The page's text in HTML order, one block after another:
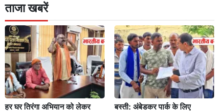
ताजा खबरें
हर घर तिरंगा अभियान को लेकर
बस्ती: अंबेडकर पार्क के लिए